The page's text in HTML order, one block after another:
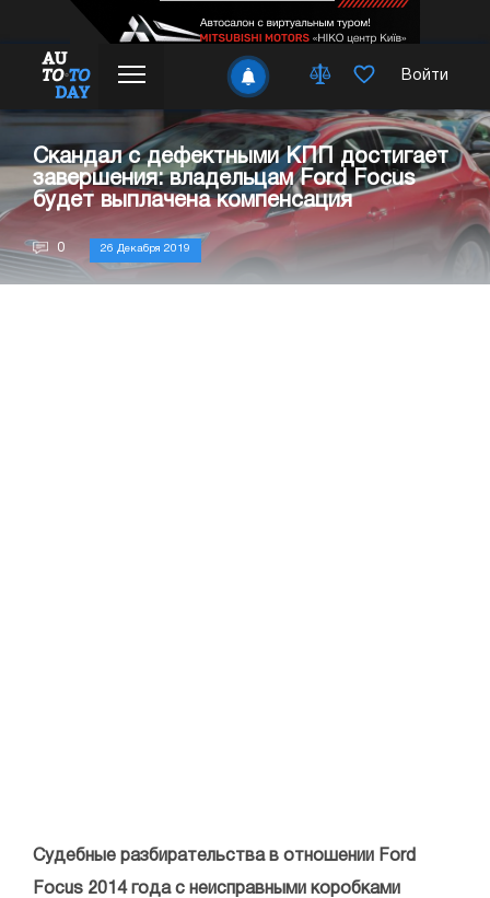
Войти
Скандал с дефектными КПП достигает
завершения: владельцам Ford Focus
будет выплачена компенсация
0 26 Декабря 2019
Судебные разбирательства в отношении Ford
Focus 2014 года с неисправными коробками